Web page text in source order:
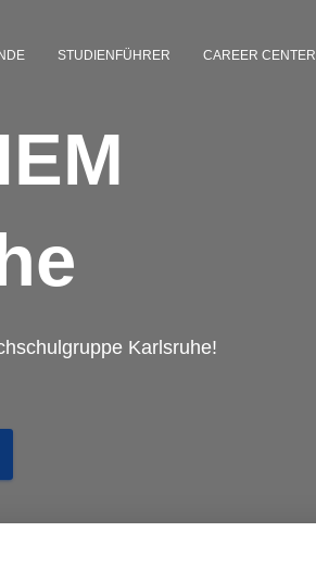
STUDIENFÜHRER CAREER CENTER
Karlsruhe!